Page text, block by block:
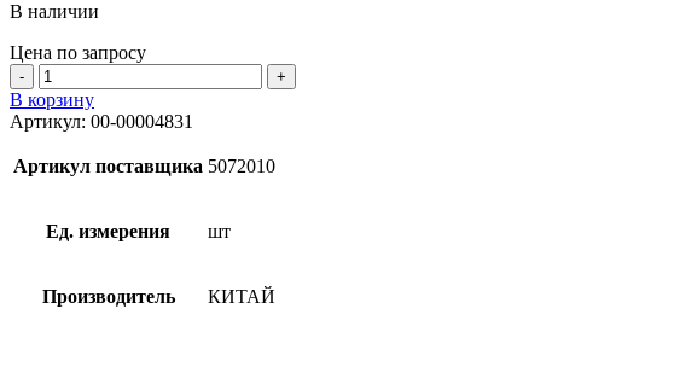
В наличии
Цена по запросу
Количество
товара
Каска
строительная
белая
В корзину
Артикул: 00-00004831
Артикул поставщика 5072010
Ед. измерения шт
Производитель КИТАЙ